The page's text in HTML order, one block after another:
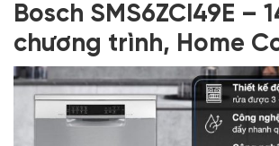
Bosch SMS6ZCI49E –
chương trình, Home